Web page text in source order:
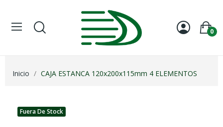
0
Inicio CAJA ESTANCA 120x200x115mm 4 ELEMENTOS
Fuera De Stock